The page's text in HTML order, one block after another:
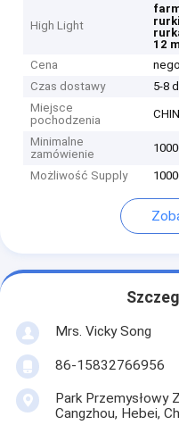
High Light
12
Cena
Czas dostawy
5-8
Miejsce
pochodzenia
Minimalne
zamówienie
Możliwość Supply
Mrs. Vicky Song
86-15832766956
Park Przemysłowy
Cangzhou, Hebei,